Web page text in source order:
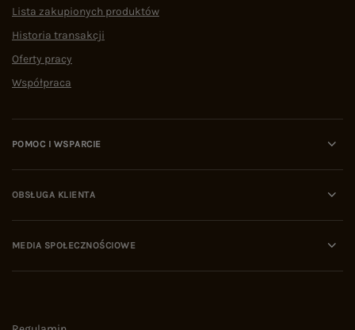
Lista zakupionych produktów
Historia transakcji
Oferty pracy
Współpraca
POMOC I WSPARCIE
OBSŁUGA KLIENTA
MEDIA SPOŁECZNOŚCIOWE